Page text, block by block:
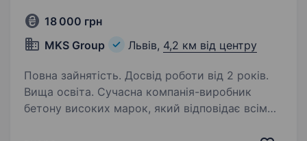
18 000 грн
MKS Group
Львів, 4,2 км від центру
Повна зайнятість. Досвід роботи від 2 років.
Вища освіта. Сучасна компанія-виробник
бетону високих марок, який відповідає всім